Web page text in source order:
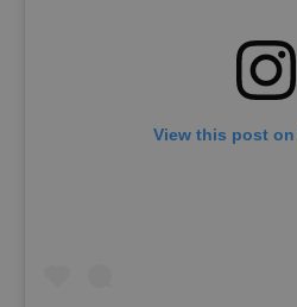
View this post